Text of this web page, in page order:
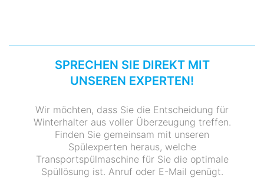
SPRECHEN SIE DIREKT MIT
UNSEREN EXPERTEN!
Wir möchten, dass Sie die Entscheidung für
Winterhalter aus voller Überzeugung treffen.
Finden Sie gemeinsam mit unseren
Spülexperten heraus, welche
Transportspülmaschine für Sie die optimale
Spüllösung ist. Anruf oder E-Mail genügt.